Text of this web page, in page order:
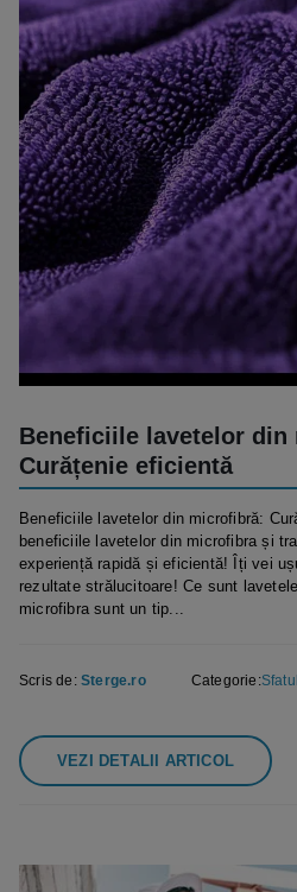
Beneficiile lavetelor din
Curățenie eficientă
Beneficiile lavetelor din microfibră:
beneficiile lavetelor din microfibra și
experiență rapidă și eficientă! Îți vei
rezultate strălucitoare! Ce sunt
microfibra sunt un tip...
Scris de: Sterge.ro Categorie:
VEZI DETALII ARTICOL